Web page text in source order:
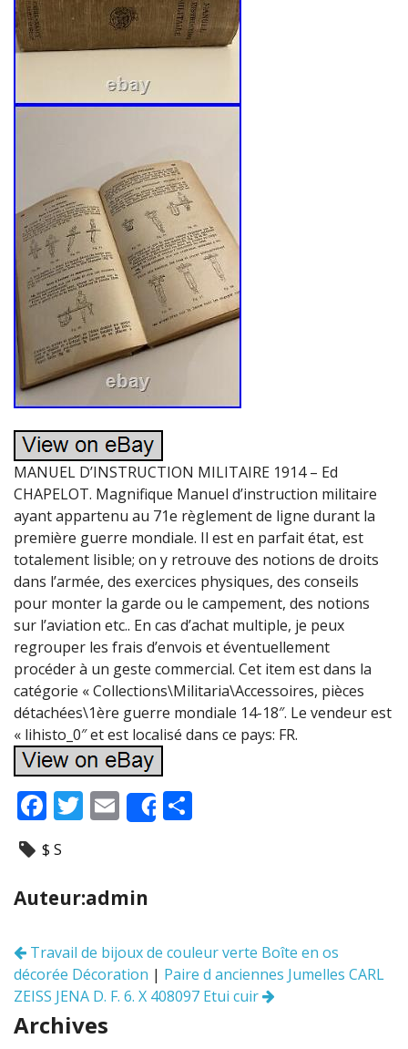
MANUEL D’INSTRUCTION MILITAIRE 1914 – Ed
CHAPELOT. Magnifique Manuel d’instruction militaire
ayant appartenu au 71e règlement de ligne durant la
première guerre mondiale. Il est en parfait état, est
totalement lisible; on y retrouve des notions de droits
dans l’armée, des exercices physiques, des conseils
pour monter la garde ou le campement, des notions
sur l’aviation etc.. En cas d’achat multiple, je peux
regrouper les frais d’envois et éventuellement
procéder à un geste commercial. Cet item est dans la
catégorie « Collections\Militaria\Accessoires, pièces
détachées\1ère guerre mondiale 14-18″. Le vendeur est
« lihisto_0″ et est localisé dans ce pays: FR.
F
ac
e
b
o
k
T
er
E
m
l
Share
$ S
Auteur:admin
Navigation
des
articles
Travail de bijoux de couleur verte Boîte en os
décorée Décoration | Paire d anciennes Jumelles CARL
ZEISS JENA D. F. 6. X 408097 Etui cuir
Archives